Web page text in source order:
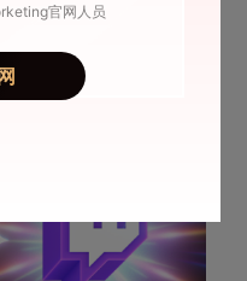
官网人员